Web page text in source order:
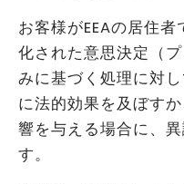
お客様がEEAの居住
化された意思決定（
みに基づく処理に対
に法的効果を及ぼす
響を与える場合に、
す。